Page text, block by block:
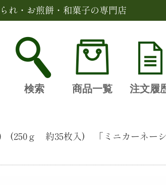
れ・お煎餅・和菓子の専門店
検索 商品一覧 注文履
ｇ 約35枚入) 「ミニカーネーシ